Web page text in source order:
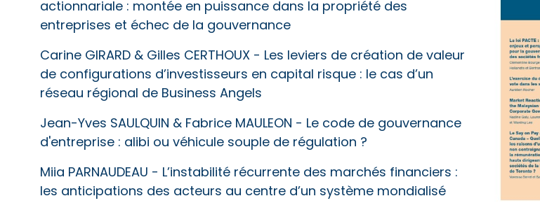
actionnariale : montée en puissance dans la propriété des
entreprises et échec de la gouvernance
Carine GIRARD & Gilles CERTHOUX - Les leviers de création de valeur
de configurations d’investisseurs en capital risque : le cas d’un
réseau régional de Business Angels
Jean-Yves SAULQUIN & Fabrice MAULEON - Le code de gouvernance
d'entreprise : alibi ou véhicule souple de régulation ?
Miia PARNAUDEAU - L’instabilité récurrente des marchés financiers :
les anticipations des acteurs au centre d’un système mondialisé